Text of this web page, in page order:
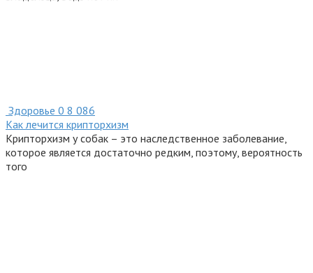
Здоровье 0 8 086
Как лечится крипторхизм
Крипторхизм у собак – это наследственное заболевание,
которое является достаточно редким, поэтому, вероятность
того